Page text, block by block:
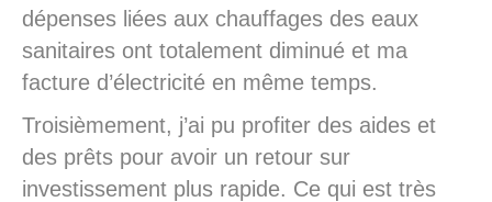
dépenses liées aux chauffages des eaux
sanitaires ont totalement diminué et ma
facture d’électricité en même temps.
Troisièmement, j’ai pu profiter des aides et
des prêts pour avoir un retour sur
investissement plus rapide. Ce qui est très